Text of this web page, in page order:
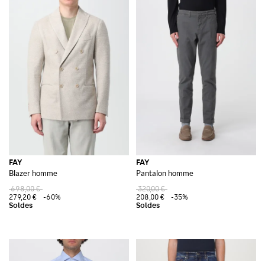
FAY
Blazer homme
698,00 €
279,20 €
-60%
FAY
Pantalon homme
320,00 €
208,00 €
-35%